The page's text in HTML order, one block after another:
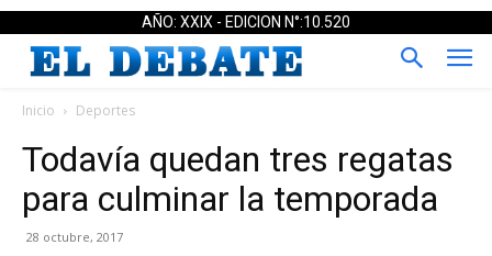
AÑO: XXIX - EDICION N°:10.520
Inicio Deportes
Todavía quedan tres regatas
para culminar la temporada
28 octubre, 2017